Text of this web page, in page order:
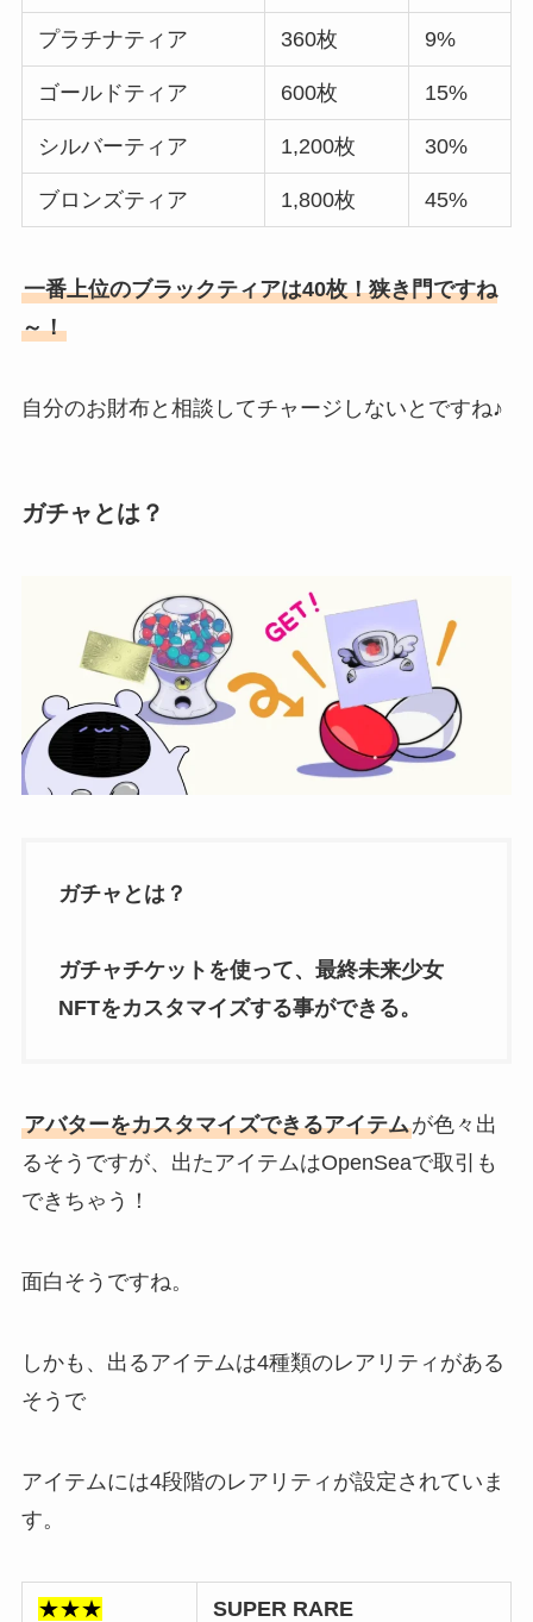
プラチナティア 360枚 9%
ゴールドティア 600枚 15%
シルバーティア 1,200枚 30%
ブロンズティア 1,800枚 45%
一番上位のブラックティアは40枚！狭き門ですね
～！
自分のお財布と相談してチャージしないとですね♪
ガチャとは？
ガチャとは？
ガチャチケットを使って、最終未来少女
NFTをカスタマイズする事ができる。
アバターをカスタマイズできるアイテムが色々出
るそうですが、出たアイテムはOpenSeaで取引も
できちゃう！
面白そうですね。
しかも、出るアイテムは4種類のレアリティがある
そうで
アイテムには4段階のレアリティが設定されていま
す。
★★★ SUPER RARE